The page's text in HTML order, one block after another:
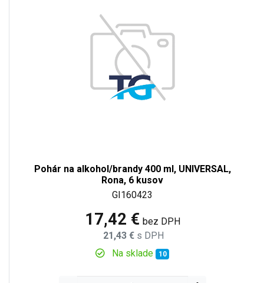
Pohár na alkohol/brandy 400 ml, UNIVERSAL,
Rona, 6 kusov
GI160423
17,42 € bez DPH
21,43 € s DPH
Na sklade
10